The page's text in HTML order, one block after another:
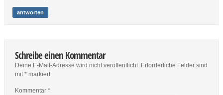
antworten
Schreibe einen Kommentar
Deine E-Mail-Adresse wird nicht veröffentlicht. Erforderliche Felder sind
mit*markiert
Kommentar *